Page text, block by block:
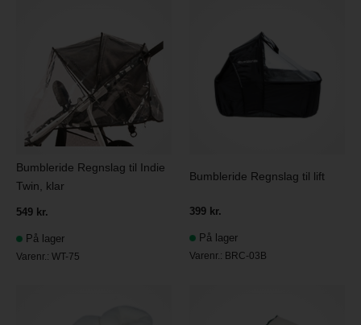
Bumbleride Regnslag til Indie
Twin, klar
549 kr.
På lager
Varenr.:WT-75
Bumbleride Regnslag til lift
399 kr.
På lager
Varenr.: BRC-03B